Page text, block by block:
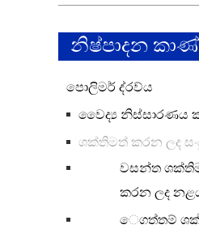
නිෂ්පාදන
පොලිමර් ද්රව්ය
වෛද්‍ය නිස්සාරණය
ශක්තිමත් කරන ලද
වසන්ත
කරන ලද
ෙගත්තම්